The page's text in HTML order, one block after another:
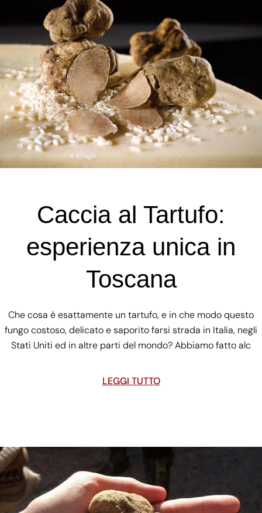
Caccia al Tartufo:
esperienza unica in
Toscana
Che cosa è esattamente un tartufo, e in che modo questo
fungo costoso, delicato e saporito farsi strada in Italia, negli
Stati Uniti ed in altre parti del mondo? Abbiamo fatto alc
LEGGI TUTTO